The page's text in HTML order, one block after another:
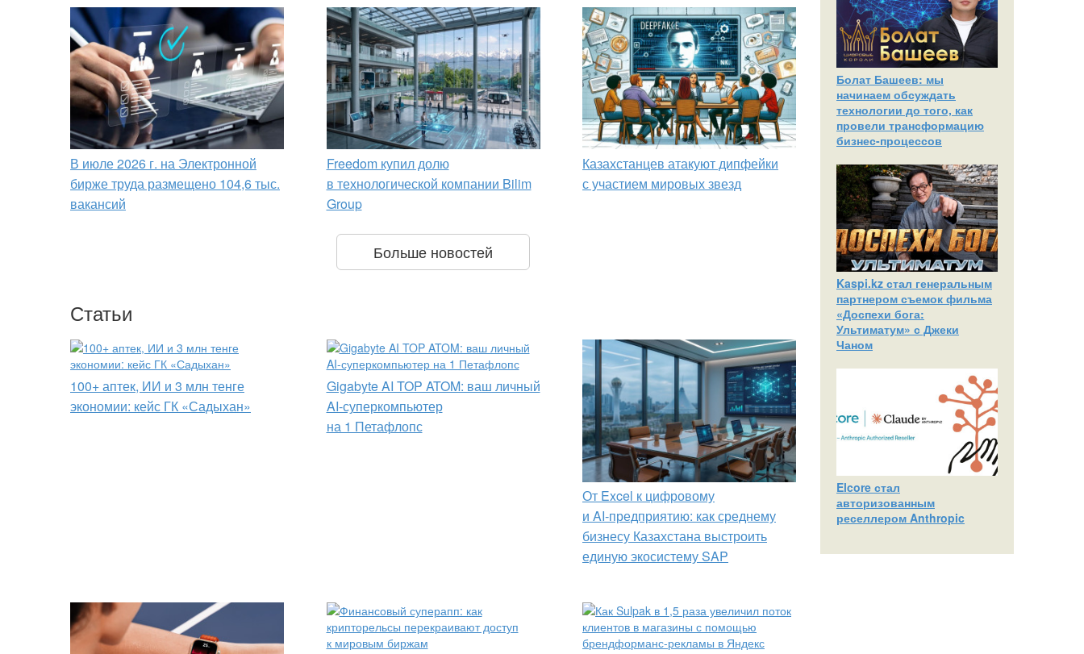
В июле 2026 г. на Электронной
бирже труда размещено 104,6 тыс.
вакансий
Freedom купил долю
в технологической компании Bilim
Group
Казахстанцев атакуют дипфейки
с участием мировых звезд
Больше новостей
Статьи
100+ аптек, ИИ и 3 млн тенге
экономии: кейс ГК «Садыхан»
Gigabyte AI TOP ATOM: ваш личный
AI-суперкомпьютер
на 1 Петафлопс
От Excel к цифровому
и AI‑предприятию: как среднему
бизнесу Казахстана выстроить
единую экосистему SAP
Болат Башеев: мы
начинаем обсуждать
технологии до того, как
провели трансформацию
бизнес-процессов
Kaspi.kz стал генеральным
партнером съемок фильма
«Доспехи бога:
Ультиматум» с Джеки
Чаном
Elcore стал
авторизованным
реселлером Anthropic